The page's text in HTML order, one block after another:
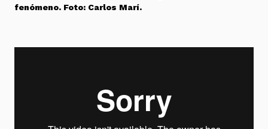
fenómeno. Foto: Carlos Marí.